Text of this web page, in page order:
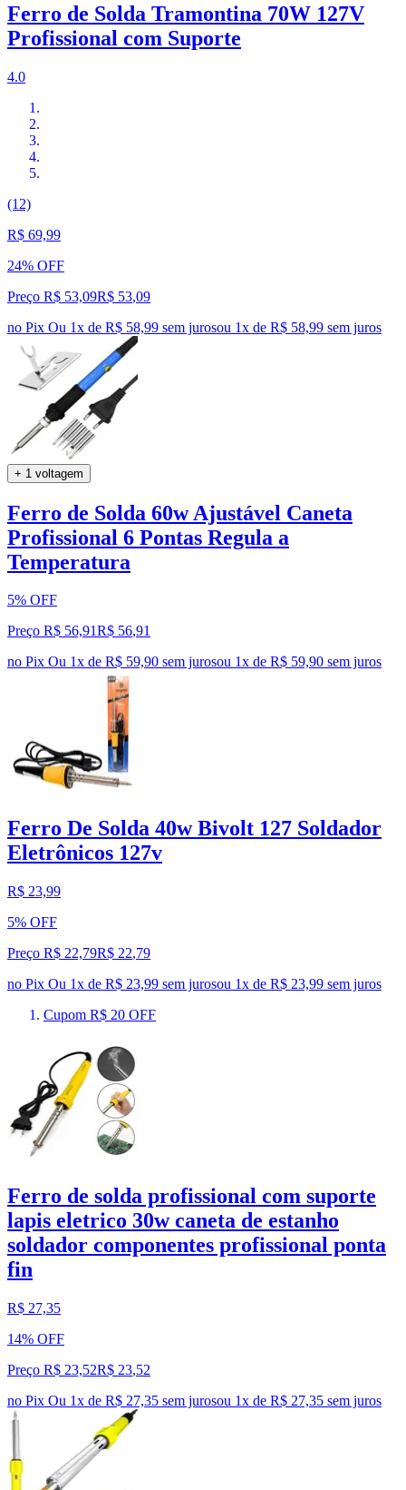
Ferro de Solda Tramontina 70W 127V
Profissional com Suporte
4.0
(12)
R$ 69,99
24% OFF
Preço R$ 53,09R$ 53,09
no Pix Ou 1x de R$ 58,99 sem jurosou 1x de R$ 58,99 sem juros
+ 1 voltagem
Ferro de Solda 60w Ajustável Caneta
Profissional 6 Pontas Regula a
Temperatura
5% OFF
Preço R$ 56,91R$ 56,91
no Pix Ou 1x de R$ 59,90 sem jurosou 1x de R$ 59,90 sem juros
Ferro De Solda 40w Bivolt 127 Soldador
Eletrônicos 127v
R$ 23,99
5% OFF
Preço R$ 22,79R$ 22,79
no Pix Ou 1x de R$ 23,99 sem jurosou 1x de R$ 23,99 sem juros
Cupom R$ 20 OFF
Ferro de solda profissional com suporte
lapis eletrico 30w caneta de estanho
soldador componentes profissional ponta
fin
R$ 27,35
14% OFF
Preço R$ 23,52R$ 23,52
no Pix Ou 1x de R$ 27,35 sem jurosou 1x de R$ 27,35 sem juros